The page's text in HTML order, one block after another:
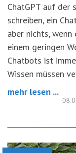
ChatGPT auf der
schreiben, ein
aber nichts,
einem geringen
Chatbots ist
Wissen müssen
mehr lesen ...